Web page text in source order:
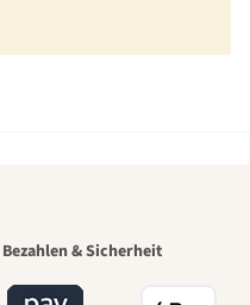
Bezahlen & Sicherheit